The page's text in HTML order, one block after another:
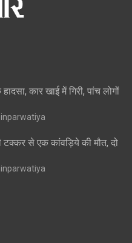
कार खाई में गिरी, पांच लोगों
टक्कर से एक कांवड़िये की मौत, दो